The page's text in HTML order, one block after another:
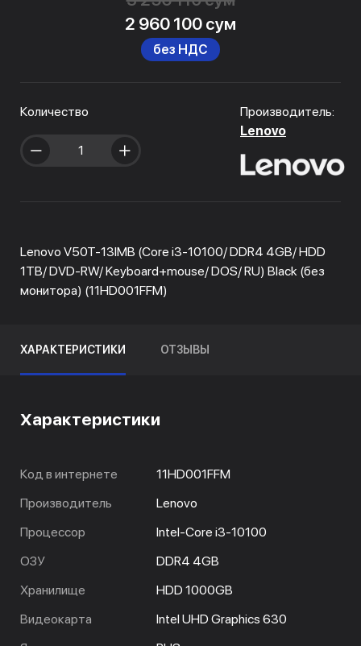
2 960 100 сум
без НДС
Количество
Производитель:
Lenovo
Lenovo V50T-13IMB (Core i3-10100/ DDR4 4GB/ HDD
1TB/ DVD-RW/ Keyboard+mouse/ DOS/ RU) Black (без
монитора) (11HD001FFM)
ХАРАКТЕРИСТИКИ ОТЗЫВЫ
Характеристики
Код в интернете
11HD001FFM
Производитель
Lenovo
Процессор
Intel-Core i3-10100
ОЗУ
DDR4 4GB
Хранилище
HDD 1000GB
Видеокарта
Intel UHD Graphics 630